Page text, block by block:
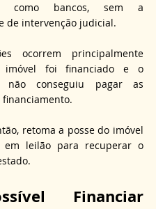
como bancos, sem a
de intervenção judicial.
ocorrem principalmente
imóvel foi financiado e o
não conseguiu pagar as
financiamento.
retoma a posse do imóvel
em leilão para recuperar o
Financiar